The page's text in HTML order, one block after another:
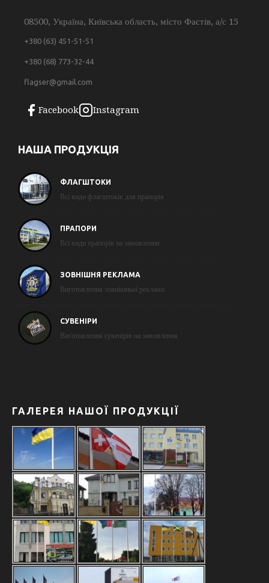
08500, Україна, Київська область, місто Фастів, а/с 15
+380 (63) 451-51-51
+380 (68) 773-32-44
flagser@gmail.com
Facebook Instagram
НАША ПРОДУКЦІЯ
ФЛАГШТОКИ
Всі види флагштоків для прапорів
ПРАПОРИ
Всі види прапорів на замовлення
ЗОВНІШНЯ РЕКЛАМА
Виготовлення зовнішньої реклами
СУВЕНІРИ
Виготовлення сувенірів на замовлення
ГАЛЕРЕЯ НАШОЇ ПРОДУКЦІЇ